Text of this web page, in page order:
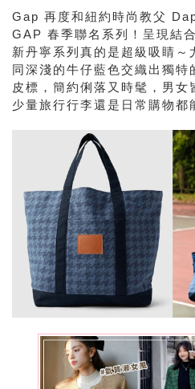
Gap 再度和紐約時尚教父
GAP 春季聯名系列！呈現結
新丹寧系列真的是超級吸睛～
同深淺的牛仔藍色交織出獨
皮標，簡約俐落又時髦，男女
少量旅行行李還是日常購物都